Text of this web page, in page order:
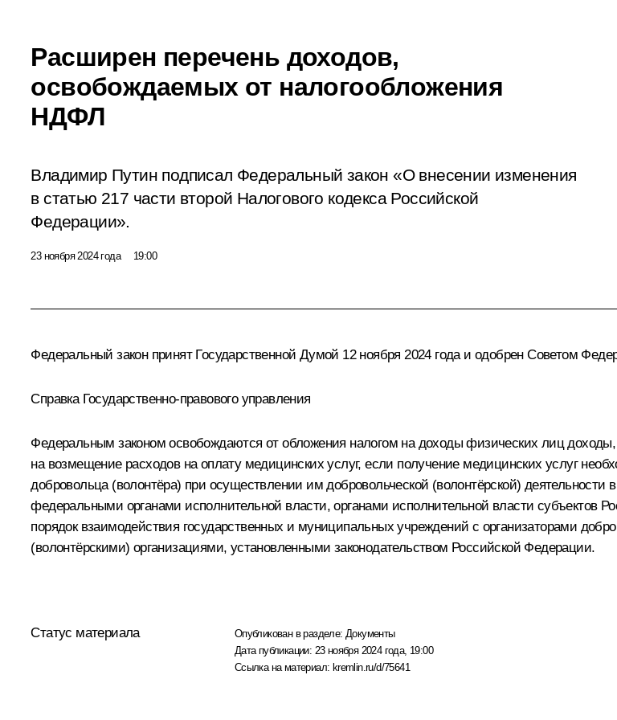
Расширен перечень доходов,
освобождаемых от налогообложения
НДФЛ
Владимир Путин подписал Федеральный закон «О внесении изменения
в статью 217 части второй Налогового кодекса Российской
Федерации».
23 ноября 2024 года 19:00
Федеральный закон принят Государственной Думой 12 ноября 2024 года и одобрен Советом
Справка Государственно-правового управления
Федеральным законом освобождаются от обложения налогом на доходы физических лиц
на возмещение расходов на оплату медицинских услуг, если получение медицинских услуг
добровольца (волонтёра) при осуществлении им добровольческой (волонтёрской) деятельности
федеральными органами исполнительной власти, органами исполнительной власти субъектов
порядок взаимодействия государственных и муниципальных учреждений с организаторами
(волонтёрскими) организациями, установленными законодательством Российской Федерации.
Статус материала Опубликован в разделе: Документы
Дата публикации: 23 ноября 2024 года, 19:00
Ссылка на материал: kremlin.ru/d/75641